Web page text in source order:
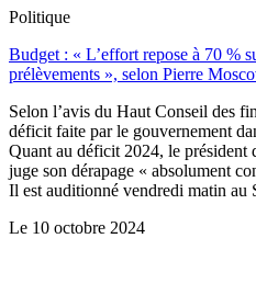
Politique
Budget : « L’effort repose à 70 %
prélèvements », selon Pierre
Selon l’avis du Haut Conseil des
déficit faite par le gouvernement
Quant au déficit 2024, le président
juge son dérapage « absolument
Il est auditionné vendredi matin au
Le 10 octobre 2024